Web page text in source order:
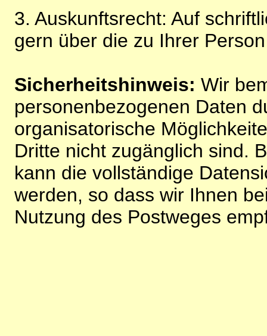
3. Auskunftsrecht: Auf
gern über die zu Ihrer
Sicherheitshinweis: Wir
personenbezogenen Daten
organisatorische
Dritte nicht zugänglich sind.
kann die vollständige
werden, so dass wir Ihnen
Nutzung des Postweges